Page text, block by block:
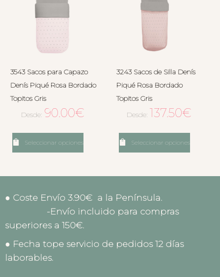
3543 Sacos para Capazo
Denís Piqué Rosa Bordado
Topitos Gris
Desde: 90.00€
Seleccionar opciones
3243 Sacos de Silla Denís
Piqué Rosa Bordado
Topitos Gris
Desde: 137.50€
Seleccionar opciones
● Coste Envío 3.90€ a la Península.
-Envío incluido para compras
superiores a 150€.
● Fecha tope servicio de pedidos 12 días
laborables.